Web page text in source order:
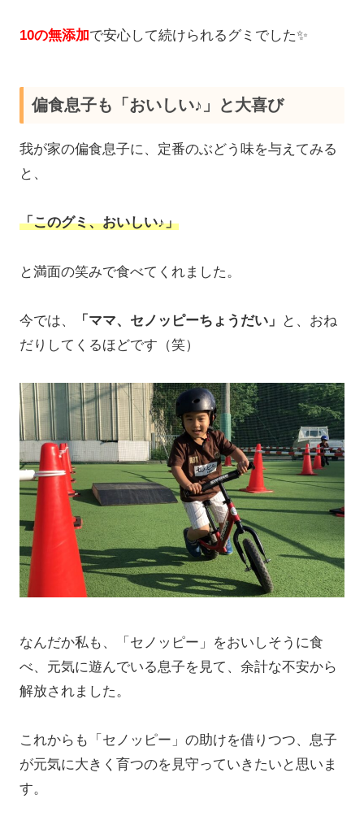
10の無添加で安心して続けられるグミでした✨
偏食息子も「おいしい♪」と大喜び
我が家の偏食息子に、定番のぶどう味を与えてみる
と、
「このグミ、おいしい♪」
と満面の笑みで食べてくれました。
今では、 「ママ、セノッピーちょうだい」
と、おね
だりしてくるほどです（笑）
なんだか私も、「セノッピー」をおいしそうに食
べ、元気に遊んでいる息子を見て、 余計な不安から
解放されました。
これからも「セノッピー」の助けを借りつつ、息子
が元気に大きく育つのを見守っていきたいと思いま
す。